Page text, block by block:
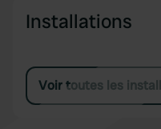
Installations
Voir toutes les